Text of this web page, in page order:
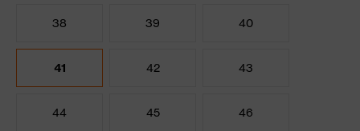
38 39 40
41 42 43
44 45 46